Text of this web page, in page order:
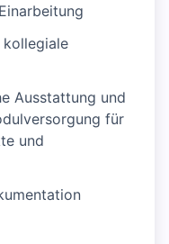
Ausstattung und
für
und